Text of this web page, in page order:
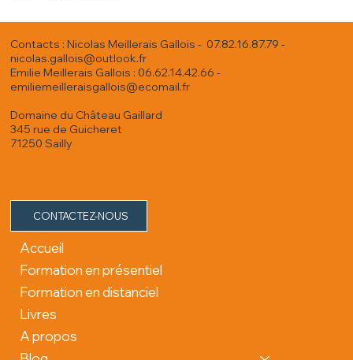
Contacts : Nicolas Meillerais Gallois - 07.82.16.87.79 -
nicolas.gallois@outlook.fr
Emilie Meillerais Gallois : 06.62.14.42.66 -
emiliemeilleraisgallois@ecomail.fr
Domaine du Château Gaillard
345 rue de Guicheret
71250 Sailly
CONTACTEZ-NOUS
Accueil
Formation en présentiel
Formation en distanciel
Livres
A propos